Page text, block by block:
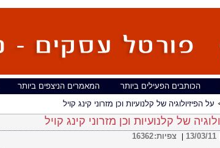
הכותבים הפעילים ביותר המאמרים הניצפים ביותר
על הפיזיולוגיה של קלנועיות וכן מזרוני קינג קויל
של קלנועיות וכן מזרוני קינג קויל
13/03/11 צפיות:16362